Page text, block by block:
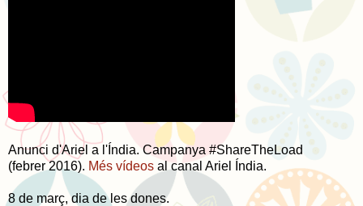
Anunci d'Ariel a l'Índia. Campanya #ShareTheLoad
(febrer 2016). Més vídeos al canal Ariel Índia.
8 de març, dia de les dones.